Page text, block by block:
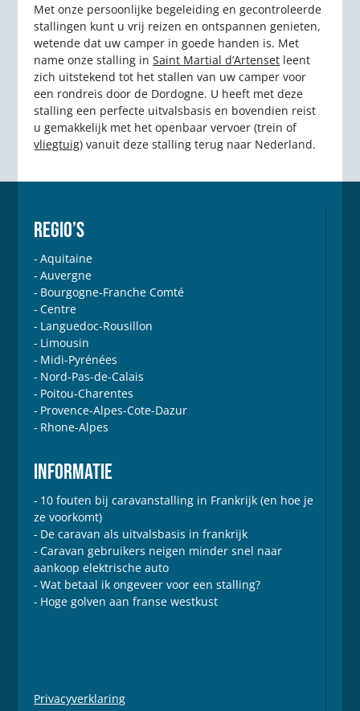
Met onze persoonlijke begeleiding en gecontroleerde
stallingen kunt u vrij reizen en ontspannen genieten,
wetende dat uw camper in goede handen is. Met
name onze stalling inSaint Martial d’Artenset leent
zich uitstekend tot het stallen van uw camper voor
een rondreis door de Dordogne. U heeft met deze
stalling een perfecte uitvalsbasis en bovendien reist
u gemakkelijk met het openbaar vervoer (trein of
vliegtuig) vanuit deze stalling terug naar Nederland.
REGIO’S
Aquitaine
Auvergne
Bourgogne-Franche Comté
Centre
Languedoc-Rousillon
Limousin
Midi-Pyrénées
Nord-Pas-de-Calais
Poitou-Charentes
Provence-Alpes-Cote-Dazur
Rhone-Alpes
INFORMATIE
10 fouten bij caravanstalling in Frankrijk (en hoe je
ze voorkomt)
De caravan als uitvalsbasis in frankrijk
Caravan gebruikers neigen minder snel naar
aankoop elektrische auto
Wat betaal ik ongeveer voor een stalling?
Hoge golven aan franse westkust
Privacyverklaring